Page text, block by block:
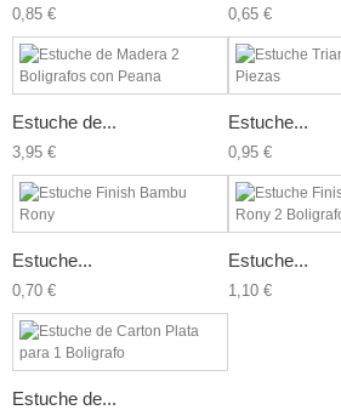
0,85 € 0,65 €
Estuche de...
3,95 €
Estuche...
0,95 €
Estuche...
0,70 €
Estuche...
1,10 €
Estuche de...